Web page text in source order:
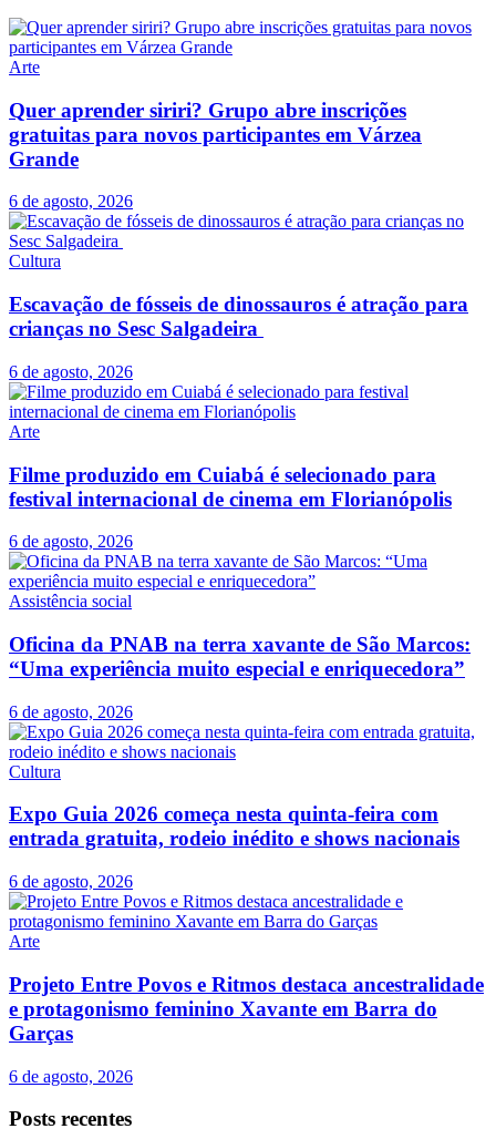
Arte
Quer aprender siriri? Grupo abre inscrições
gratuitas para novos participantes em Várzea
Grande
6 de agosto, 2026
Cultura
Escavação de fósseis de dinossauros é atração para
crianças no Sesc Salgadeira
6 de agosto, 2026
Arte
Filme produzido em Cuiabá é selecionado para
festival internacional de cinema em Florianópolis
6 de agosto, 2026
Assistência social
Oficina da PNAB na terra xavante de São Marcos:
“Uma experiência muito especial e enriquecedora”
6 de agosto, 2026
Cultura
Expo Guia 2026 começa nesta quinta-feira com
entrada gratuita, rodeio inédito e shows nacionais
6 de agosto, 2026
Arte
Projeto Entre Povos e Ritmos destaca ancestralidade
e protagonismo feminino Xavante em Barra do
Garças
6 de agosto, 2026
Posts recentes